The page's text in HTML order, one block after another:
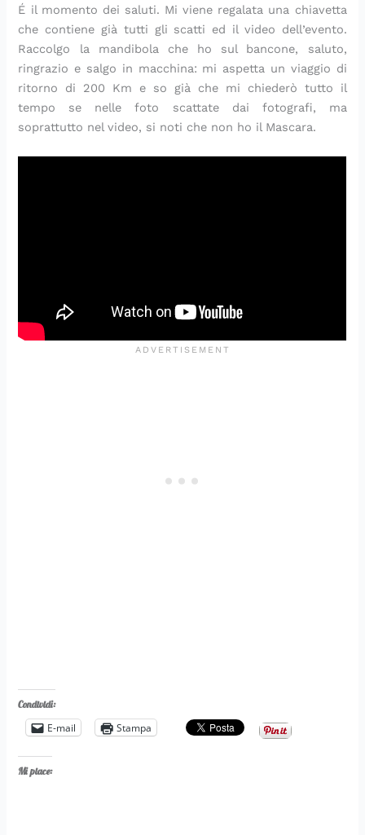
É il momento dei saluti. Mi viene regalata una chiavetta
che contiene già tutti gli scatti ed il video dell’evento.
Raccolgo la mandibola che ho sul bancone, saluto,
ringrazio e salgo in macchina: mi aspetta un viaggio di
ritorno di 200 Km e so già che mi chiederò tutto il
tempo se nelle foto scattate dai fotografi, ma
soprattutto nel video, si noti che non ho il Mascara.
Condividi:
E-mail Stampa
Mi piace: